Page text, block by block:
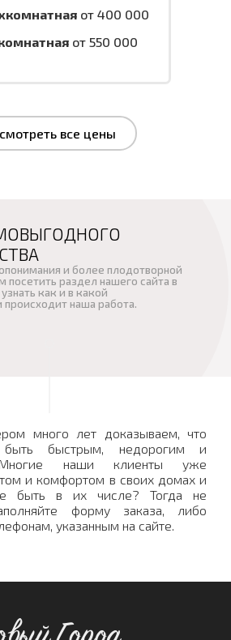
от 400 000
от 550 000
все цены
и более плодотворной
раздел нашего сайта в
как и в какой
происходит наша работа.
много лет доказываем, что
быстрым, недорогим и
Многие наши клиенты уже
и комфортом в своих домах и
быть в их числе? Тогда не
форму заказа, либо
указанным на сайте.